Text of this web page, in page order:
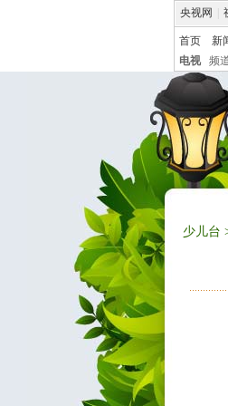
央视网
首页 新
电视
频
少儿台